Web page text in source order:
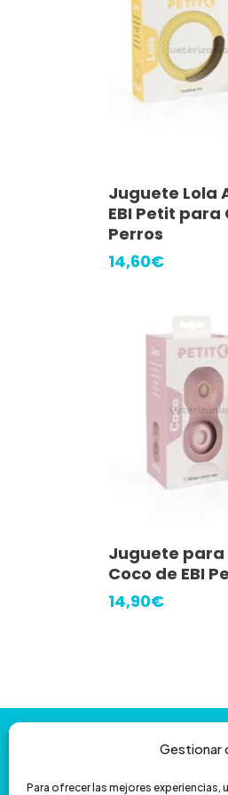
Gestionar
Para ofrecer las mejores
Añadir
Juguete Lola
EBI Petit
Perros
14,60€
Leer
Juguete para
Coco de EBI
14,90€
Contáctanos y